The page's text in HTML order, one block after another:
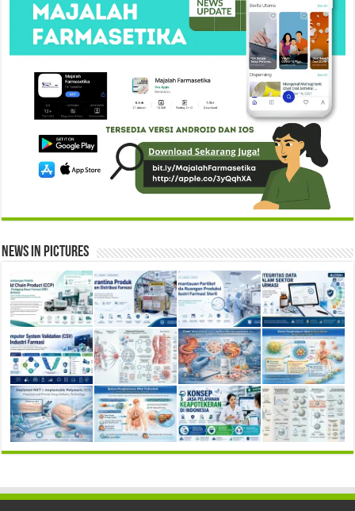
News in Pictures